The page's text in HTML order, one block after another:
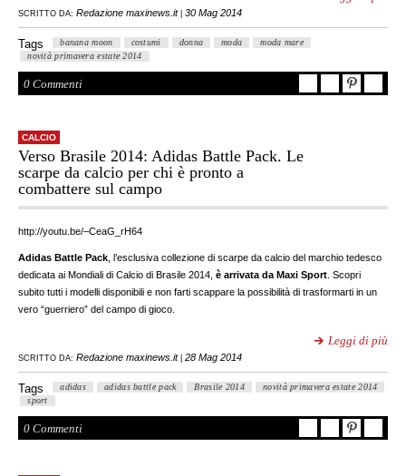
SCRITTO DA: Redazione maxinews.it 30 Mag 2014
Tags banana moon costumi donna moda
moda mare
novità primavera estate 2014
0 Commenti
CALCIO
Verso Brasile 2014: Adidas Battle Pack. Le
scarpe da calcio per chi è pronto a
combattere sul campo
http://youtu.be/–CeaG_rH64
Adidas Battle Pack , l’esclusiva collezione di scarpe da calcio del marchio tedesco
dedicata ai Mondiali di Calcio di Brasile 2014,è arrivata da Maxi Sport . Scopri
subito tutti i modelli disponibili e non farti scappare la possibilità di trasformarti in un
vero “guerriero” del campo di gioco.
Leggi di più
SCRITTO DA: Redazione maxinews.it 28 Mag 2014
Tags adidas adidas battle pack Brasile 2014
novità primavera estate 2014
sport
0 Commenti